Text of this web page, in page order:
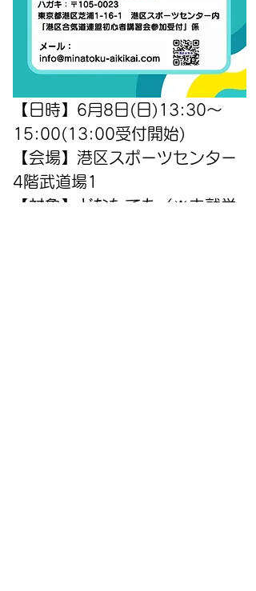
【日時】6月8日(日)13:30～
15:00(13:00受付開始)
【会場】港区スポーツセンター
4階武道場1
【対象】どなたでも（※未就学